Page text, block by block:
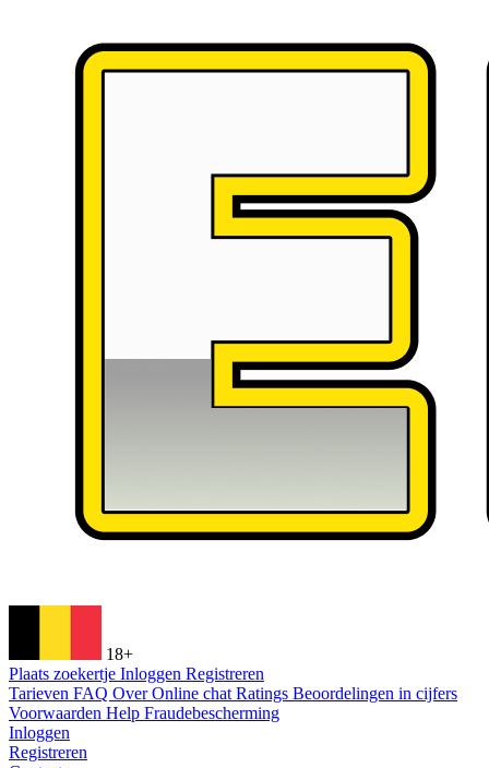
18+
Plaats zoekertje Inloggen Registreren
Tarieven FAQ OverOnline chat Ratings Beoordelingen in cijfers
Voorwaarden Help Fraudebescherming
Inloggen
Registreren